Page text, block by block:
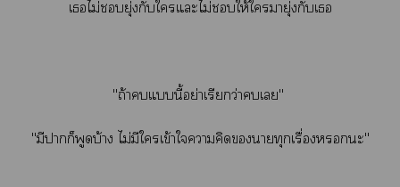
เไม่ยุ่งกับใแะไม่ให้ใมายุ่งกับเ
"ถ้าแนี้อย่าเรียกว่าเ"
"มีาก็พูดบ้าง ไม่มีใเข้าใาคิดาทุกเรื่องะ"